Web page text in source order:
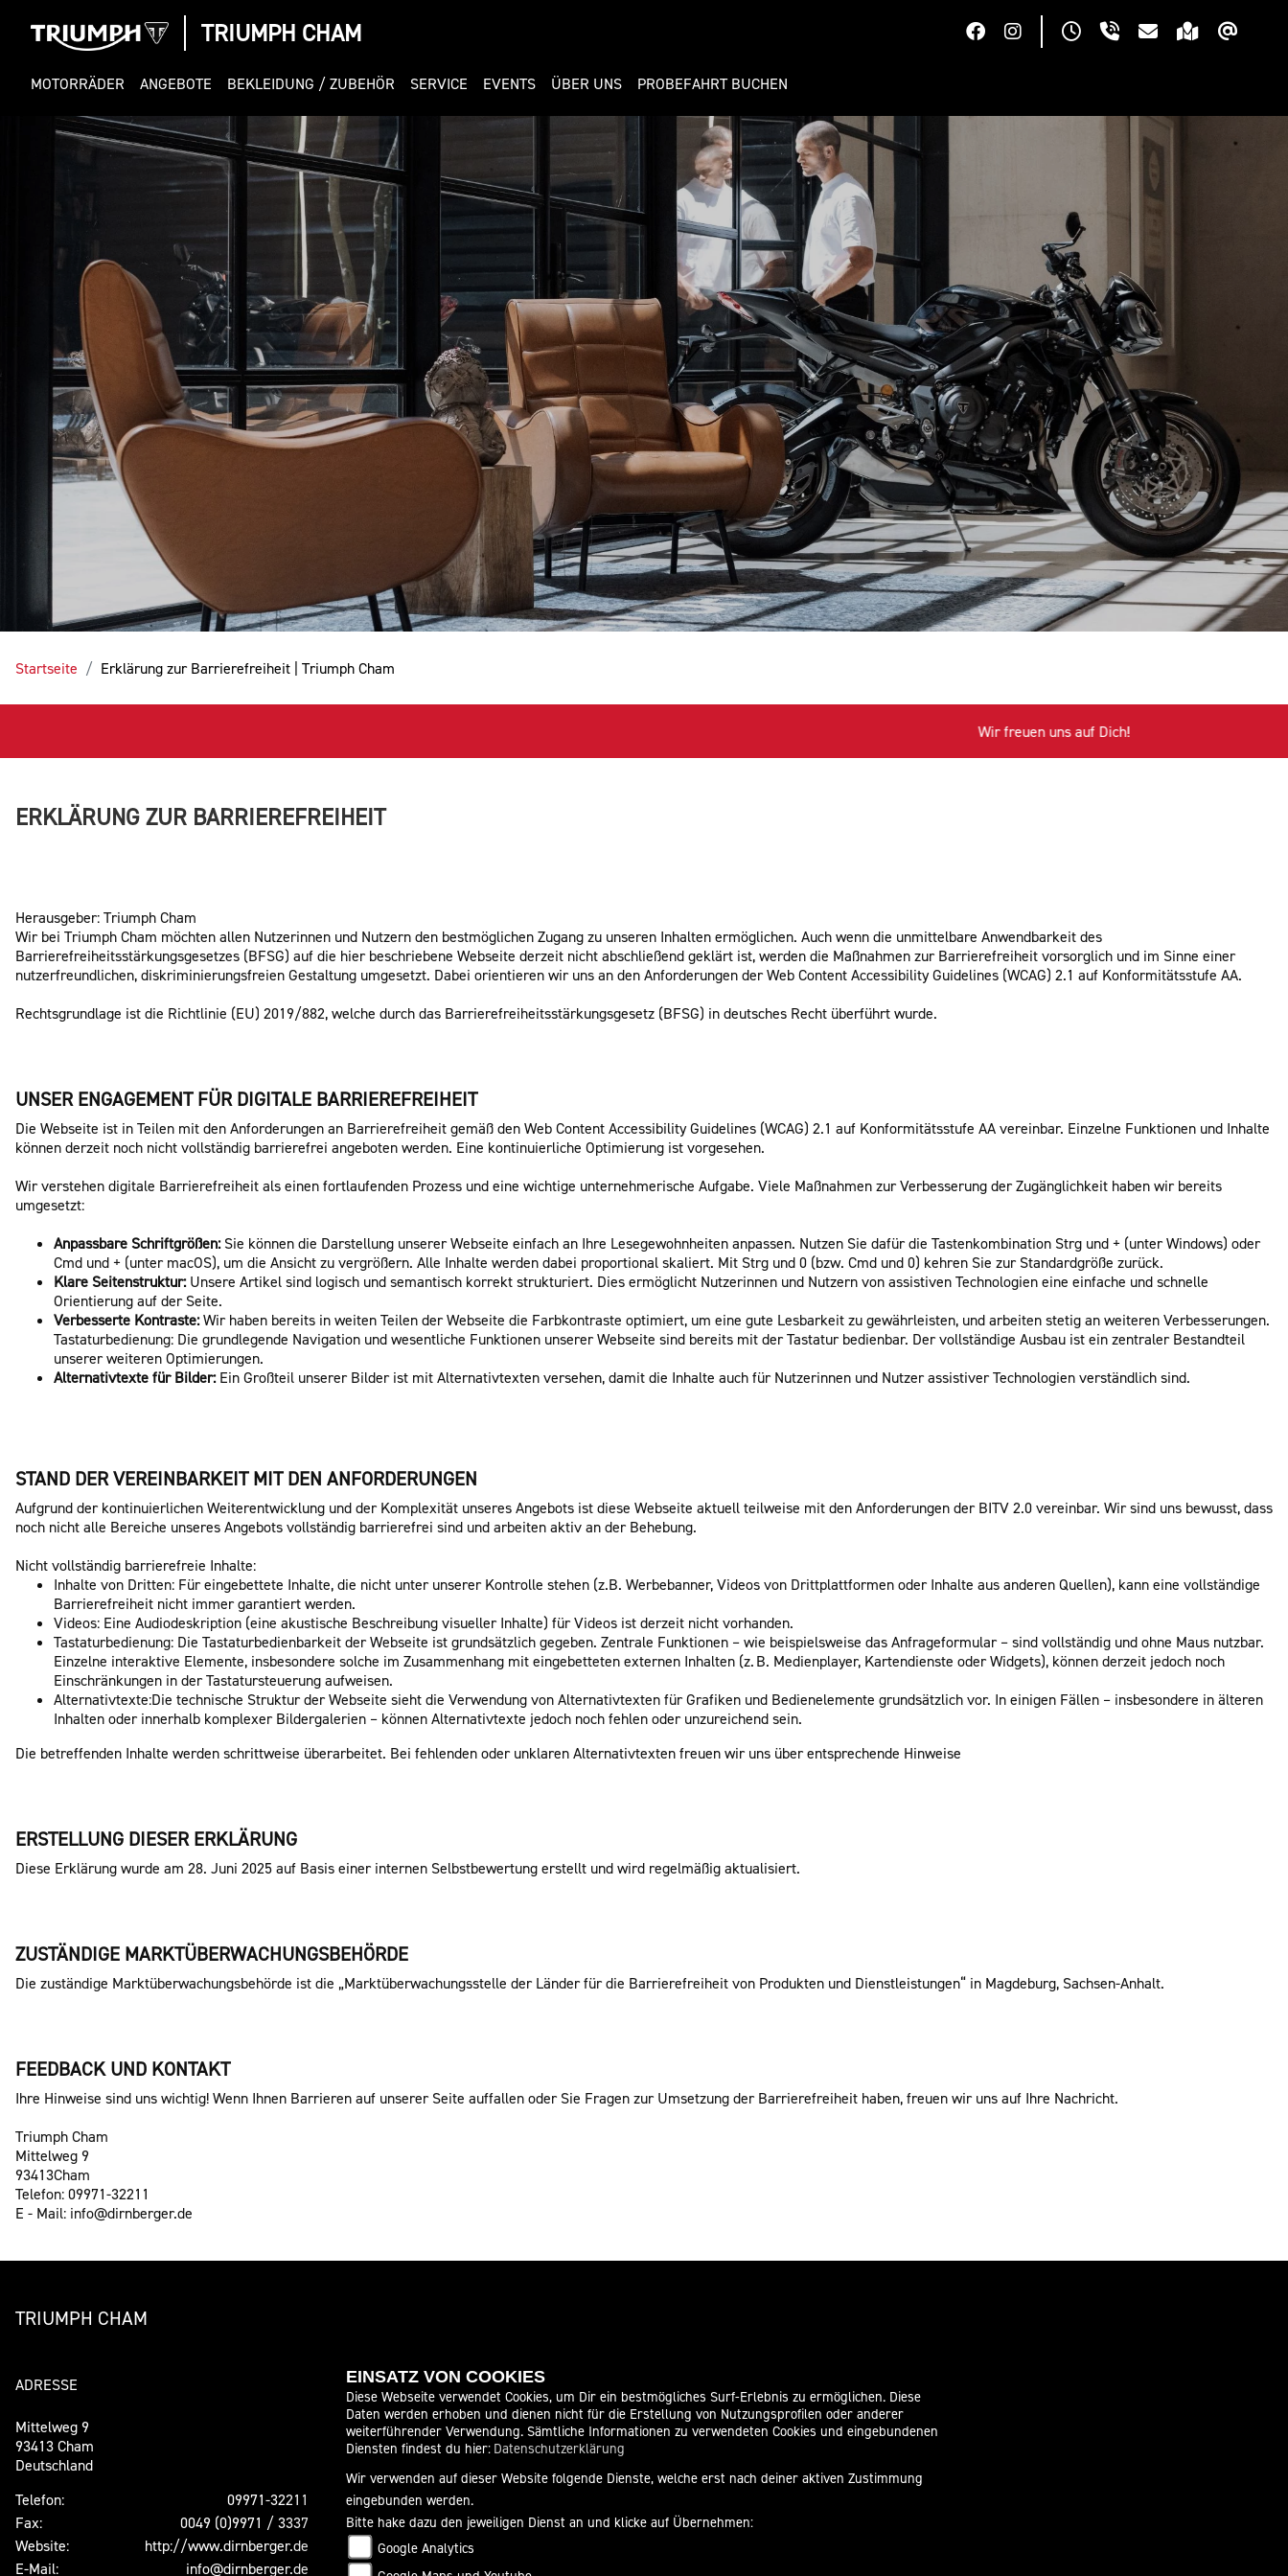
TRIUMPH CHAM
MOTORRÄDER ANGEBOTE BEKLEIDUNG / ZUBEHÖR SERVICE EVENTS ÜBER UNS PROBEFAHRT BUCHEN
Startseite Erklärung zur Barrierefreiheit | Triumph Cham
Wir freuen uns auf Dich!
ERKLÄRUNG ZUR BARRIEREFREIHEIT
Herausgeber: Triumph Cham
Wir bei Triumph Cham möchten allen Nutzerinnen und Nutzern den bestmöglichen Zugang zu unseren Inhalten ermöglichen. Auch wenn die unmittelbare Anwendbarkeit des
Barrierefreiheitsstärkungsgesetzes (BFSG) auf die hier beschriebene Webseite derzeit nicht abschließend geklärt ist, werden die Maßnahmen zur Barrierefreiheit vorsorglich und im Sinne einer
nutzerfreundlichen, diskriminierungsfreien Gestaltung umgesetzt. Dabei orientieren wir uns an den Anforderungen der Web Content Accessibility Guidelines (WCAG) 2.1 auf Konformitätsstufe AA.
Rechtsgrundlage ist die Richtlinie (EU) 2019/882, welche durch das Barrierefreiheitsstärkungsgesetz (BFSG) in deutsches Recht überführt wurde.
UNSER ENGAGEMENT FÜR DIGITALE BARRIEREFREIHEIT
Die Webseite ist in Teilen mit den Anforderungen an Barrierefreiheit gemäß den Web Content Accessibility Guidelines (WCAG) 2.1 auf Konformitätsstufe AA vereinbar. Einzelne Funktionen und Inhalte
können derzeit noch nicht vollständig barrierefrei angeboten werden. Eine kontinuierliche Optimierung ist vorgesehen.
Wir verstehen digitale Barrierefreiheit als einen fortlaufenden Prozess und eine wichtige unternehmerische Aufgabe. Viele Maßnahmen zur Verbesserung der Zugänglichkeit haben wir bereits
umgesetzt:
Anpassbare Schriftgrößen:Sie können die Darstellung unserer Webseite einfach an Ihre Lesegewohnheiten anpassen. Nutzen Sie dafür die Tastenkombination Strg und + (unter Windows) oder
Cmd und + (unter macOS), um die Ansicht zu vergrößern. Alle Inhalte werden dabei proportional skaliert. Mit Strg und 0 (bzw. Cmd und 0) kehren Sie zur Standardgröße zurück.
Klare Seitenstruktur: Unsere Artikel sind logisch und semantisch korrekt strukturiert. Dies ermöglicht Nutzerinnen und Nutzern von assistiven Technologien eine einfache und schnelle
Orientierung auf der Seite.
Verbesserte Kontraste:Wir haben bereits in weiten Teilen der Webseite die Farbkontraste optimiert, um eine gute Lesbarkeit zu gewährleisten, und arbeiten stetig an weiteren Verbesserungen.
Tastaturbedienung: Die grundlegende Navigation und wesentliche Funktionen unserer Webseite sind bereits mit der Tastatur bedienbar. Der vollständige Ausbau ist ein zentraler Bestandteil
unserer weiteren Optimierungen.
Alternativtexte für Bilder: Ein Großteil unserer Bilder ist mit Alternativtexten versehen, damit die Inhalte auch für Nutzerinnen und Nutzer assistiver Technologien verständlich sind.
STAND DER VEREINBARKEIT MIT DEN ANFORDERUNGEN
Aufgrund der kontinuierlichen Weiterentwicklung und der Komplexität unseres Angebots ist diese Webseite aktuell teilweise mit den Anforderungen der BITV 2.0 vereinbar. Wir sind uns bewusst, dass
noch nicht alle Bereiche unseres Angebots vollständig barrierefrei sind und arbeiten aktiv an der Behebung.
Nicht vollständig barrierefreie Inhalte:
Inhalte von Dritten: Für eingebettete Inhalte, die nicht unter unserer Kontrolle stehen (z.B. Werbebanner, Videos von Drittplattformen oder Inhalte aus anderen Quellen), kann eine vollständige
Barrierefreiheit nicht immer garantiert werden.
Videos: Eine Audiodeskription (eine akustische Beschreibung visueller Inhalte) für Videos ist derzeit nicht vorhanden.
Tastaturbedienung: Die Tastaturbedienbarkeit der Webseite ist grundsätzlich gegeben. Zentrale Funktionen – wie beispielsweise das Anfrageformular – sind vollständig und ohne Maus nutzbar.
Einzelne interaktive Elemente, insbesondere solche im Zusammenhang mit eingebetteten externen Inhalten (z. B. Medienplayer, Kartendienste oder Widgets), können derzeit jedoch noch
Einschränkungen in der Tastatursteuerung aufweisen.
Alternativtexte:Die technische Struktur der Webseite sieht die Verwendung von Alternativtexten für Grafiken und Bedienelemente grundsätzlich vor. In einigen Fällen – insbesondere in älteren
Inhalten oder innerhalb komplexer Bildergalerien – können Alternativtexte jedoch noch fehlen oder unzureichend sein.
Die betreffenden Inhalte werden schrittweise überarbeitet. Bei fehlenden oder unklaren Alternativtexten freuen wir uns über entsprechende Hinweise
ERSTELLUNG DIESER ERKLÄRUNG
Diese Erklärung wurde am 28. Juni 2025 auf Basis einer internen Selbstbewertung erstellt und wird regelmäßig aktualisiert.
ZUSTÄNDIGE MARKTÜBERWACHUNGSBEHÖRDE
Die zuständige Marktüberwachungsbehörde ist die „Marktüberwachungsstelle der Länder für die Barrierefreiheit von Produkten und Dienstleistungen“ in Magdeburg, Sachsen-Anhalt.
FEEDBACK UND KONTAKT
Ihre Hinweise sind uns wichtig! Wenn Ihnen Barrieren auf unserer Seite auffallen oder Sie Fragen zur Umsetzung der Barrierefreiheit haben, freuen wir uns auf Ihre Nachricht.
Triumph Cham
Mittelweg 9
93413Cham
Telefon: 09971-32211
E - Mail: info@dirnberger.de
TRIUMPH CHAM
ADRESSE
Mittelweg 9
93413 Cham
Deutschland
Telefon:
09971-32211
Fax:
0049 (0)9971 / 3337
Website:
http://www.dirnberger.de
E-Mail:
info@dirnberger.de
ÖFFNUNGSZEITEN
Montag:
08:00 - 18:00
Mittwoch:
08:00 - 18:00
Donnerstag:
08:00 - 18:00
Freitag:
08:00 - 18:00
Samstag:
EINSATZ VON COOKIES
Diese Webseite verwendet Cookies, um Dir ein bestmögliches Surf-Erlebnis zu ermöglichen. Diese
Daten werden erhoben und dienen nicht für die Erstellung von Nutzungsprofilen oder anderer
weiterführender Verwendung. Sämtliche Informationen zu verwendeten Cookies und eingebundenen
Diensten findest du hier: Datenschutzerklärung
Wir verwenden auf dieser Website folgende Dienste, welche erst nach deiner aktiven Zustimmung
eingebunden werden.
Bitte hake dazu den jeweiligen Dienst an und klicke auf Übernehmen:
Google Analytics